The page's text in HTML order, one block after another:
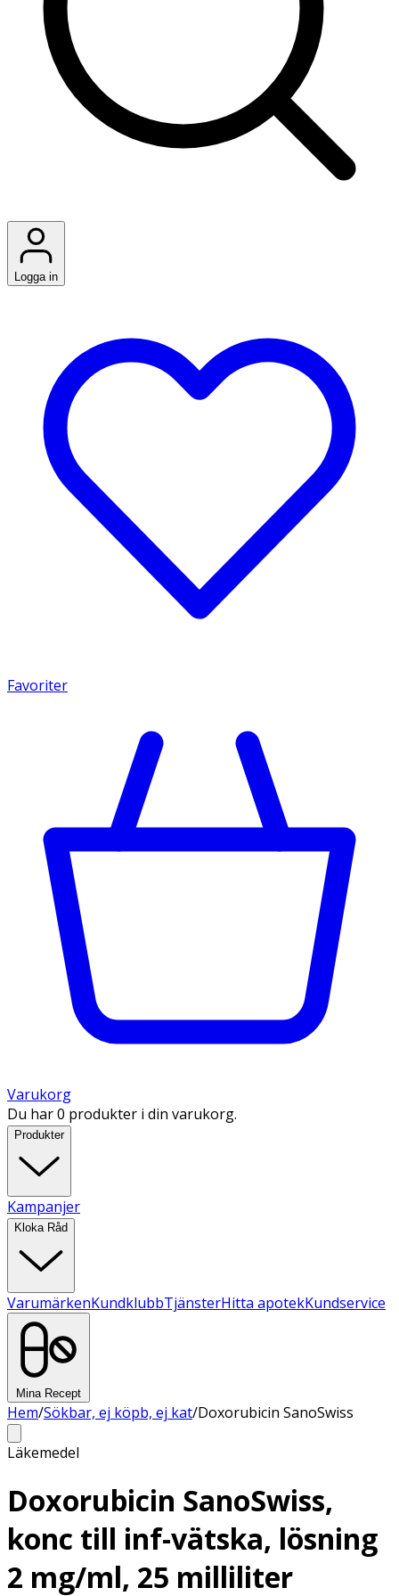
Logga in
Favoriter
Varukorg
Du har 0 produkter i din varukorg.
Produkter
Kampanjer
Kloka Råd
VarumärkenKundklubbTjänsterHitta apotekKundservice
Mina Recept
Hem/Sökbar, ej köpb, ej kat/Doxorubicin SanoSwiss
Läkemedel
Doxorubicin SanoSwiss,
konc till inf-vätska, lösning
2 mg/ml, 25 milliliter